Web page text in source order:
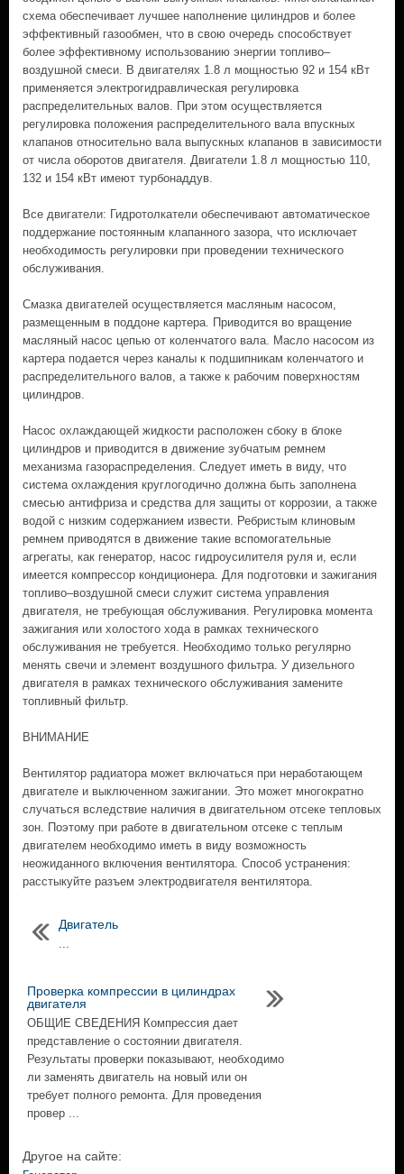
схема обеспечивает лучшее наполнение цилиндров и более
эффективный газообмен, что в свою очередь способствует
более эффективному использованию энергии топливо–
воздушной смеси. В двигателях 1.8 л мощностью 92 и 154 кВт
применяется электрогидравлическая регулировка
распределительных валов. При этом осуществляется
регулировка положения распределительного вала впускных
клапанов относительно вала выпускных клапанов в зависимости
от числа оборотов двигателя. Двигатели 1.8 л мощностью 110,
132 и 154 кВт имеют турбонаддув.
Все двигатели: Гидротолкатели обеспечивают автоматическое
поддержание постоянным клапанного зазора, что исключает
необходимость регулировки при проведении технического
обслуживания.
Смазка двигателей осуществляется масляным насосом,
размещенным в поддоне картера. Приводится во вращение
масляный насос цепью от коленчатого вала. Масло насосом из
картера подается через каналы к подшипникам коленчатого и
распределительного валов, а также к рабочим поверхностям
цилиндров.
Насос охлаждающей жидкости расположен сбоку в блоке
цилиндров и приводится в движение зубчатым ремнем
механизма газораспределения. Следует иметь в виду, что
система охлаждения круглогодично должна быть заполнена
смесью антифриза и средства для защиты от коррозии, а также
водой с низким содержанием извести. Ребристым клиновым
ремнем приводятся в движение такие вспомогательные
агрегаты, как генератор, насос гидроусилителя руля и, если
имеется компрессор кондиционера. Для подготовки и зажигания
топливо–воздушной смеси служит система управления
двигателя, не требующая обслуживания. Регулировка момента
зажигания или холостого хода в рамках технического
обслуживания не требуется. Необходимо только регулярно
менять свечи и элемент воздушного фильтра. У дизельного
двигателя в рамках технического обслуживания замените
топливный фильтр.
ВНИМАНИЕ
Вентилятор радиатора может включаться при неработающем
двигателе и выключенном зажигании. Это может многократно
случаться вследствие наличия в двигательном отсеке тепловых
зон. Поэтому при работе в двигательном отсеке с теплым
двигателем необходимо иметь в виду возможность
неожиданного включения вентилятора. Способ устранения:
расстыкуйте разъем электродвигателя вентилятора.
Двигатель
...
Проверка компрессии в цилиндрах
двигателя
ОБЩИЕ СВЕДЕНИЯ Компрессия дает
представление о состоянии двигателя.
Результаты проверки показывают, необходимо
ли заменять двигатель на новый или он
требует полного ремонта. Для проведения
провер ...
Другое на сайте: